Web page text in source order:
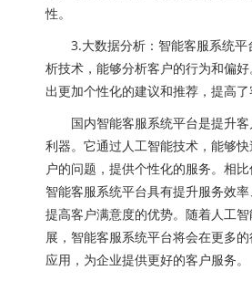
性。
3.大数据分析：智能客服系统平
析技术，能够分析客户的行为和偏
出更加个性化的建议和推荐，提高了
国内智能客服系统平台是提升客
利器。它通过人工智能技术，能够
户的问题，提供个性化的服务。相比
智能客服系统平台具有提升服务效
提高客户满意度的优势。随着人工
展，智能客服系统平台将会在更多
应用，为企业提供更好的客户服务。